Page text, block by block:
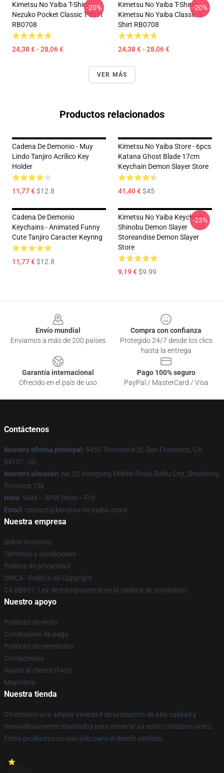
Kimetsu No Yaiba T-Shirts -
Nezuko Pocket Classic T-Shirt
RB0708
24,38 € - 28,06 €
-20%
Kimetsu No Yaiba T-Shirts -
Kimetsu No Yaiba Classic T-
Shirt RB0708
24,38 € - 28,06 €
-20%
VER MÁS
Productos relacionados
Cadena De Demonio - Muy
Lindo Tanjiro Acrílico Key
Holder
11,77 €$12.8
Kimetsu No Yaiba Store - 6pcs
Katana Ghost Blade 17cm
Keychain Demon Slayer Store
41,40 €$45
Cadena De Demonio
Keychains - Animated Funny
Cute Tanjiro Caracter Keyring
11,77 €$12.8
Kimetsu No Yaiba Keychain
Shinobu Demon Slayer
Storeandise Demon Slayer
Store
9,19 €$9.99
-23%
Envío mundial
Enviamos a más de 200 países
Compra con confianza
Protegido 24/7 desde los clics
hasta la entrega
Garantía internacional
Ofrecido en el país de uso
Pago 100% seguro
PayPal / MasterCard / Visa
Contáctenos
Nuestra oficina principal : 5450 Townsend St, San Francisco, CA
94107, US
Nuestro almacén: No 25 Hongxing Middle Road, Beiliu City, Shandong
Province, CN
Hora: 9AM – 5PM (Mon – Fri)
Email : contact@kimetsu-no-yaiba.store
Nuestra empresa
Sobre nosotros
Términos y condiciones
Política de privacidad
DMCA - Política de Copyright
CA SB657: Ley de transparencia en la cadena de suministro
Nuestro apoyo
Políticas de envío
Condiciones de pago
Políticas de reembolso
Contáctenos
Ayuda al cliente (FAQ)
Mayorista
Nuestra tienda
Ofrecemos una amplia variedad de productos de alta calidad y
maravillosamente diseñados para mostrar su estilo cotidiano único.
Estos productos no son sólo para el diseño estético.